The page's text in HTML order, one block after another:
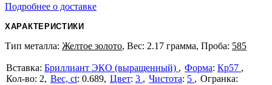
Подробнее о доставке
ХАРАКТЕРИСТИКИ
Тип металла: Желтое золото, Вес: 2.17 грамма, Проба: 585
Бриллиант ЭКО (выращенный) Форма: Кр57
2
Вес, ct: 0.689 Цвет: 3 Чистота: 5